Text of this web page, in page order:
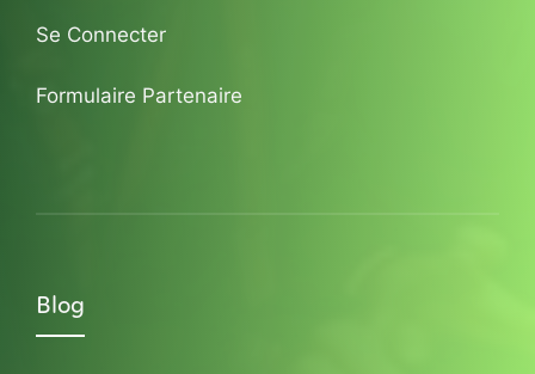
Se Connecter
Formulaire Partenaire
Blog